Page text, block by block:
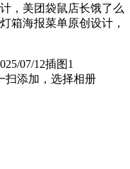
，美团袋鼠店长饿了么
箱海报菜单原创设计，
扫添加，选择相册